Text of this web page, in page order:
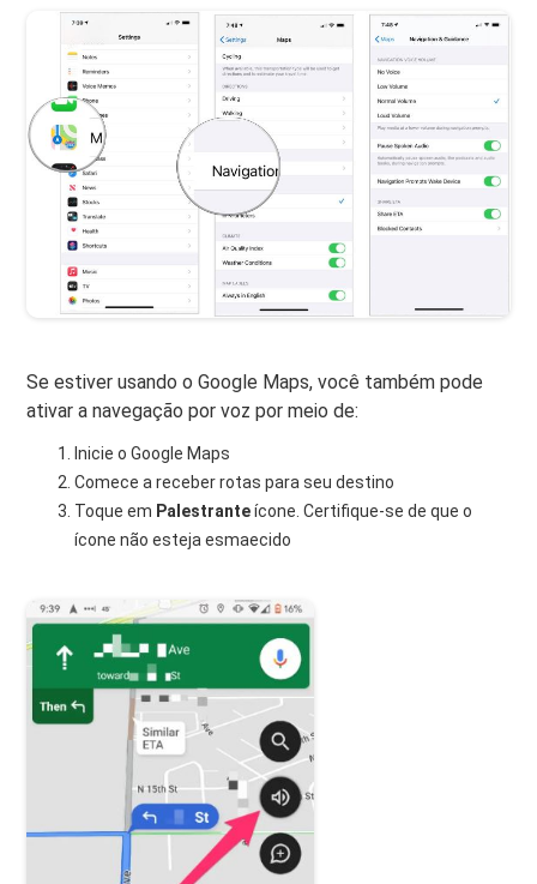
Se estiver usando o Google Maps, você também pode
ativar a navegação por voz por meio de:
Inicie o Google Maps
Comece a receber rotas para seu destino
Toque em Palestranteícone. Certifique-se de que o
ícone não esteja esmaecido